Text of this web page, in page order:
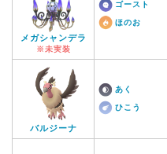
メガシャンデラ
※未実装
ゴースト
ほのお
バルジーナ
あく
ひこう